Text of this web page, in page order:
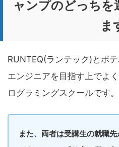
ャンプのどっちを
ま
RUNTEQ(ランテック)とポ
エンジニアを目指す上でよ
ログラミングスクールです。
また、両者は受講生の就職